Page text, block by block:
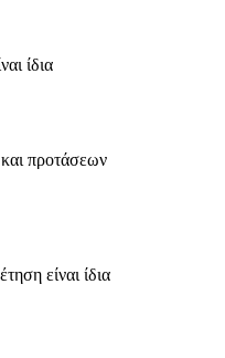
ίδια
προτάσεων
είναι ίδια